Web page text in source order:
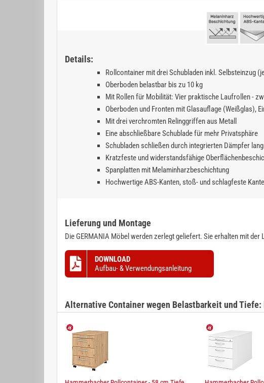
Details:
Rollcontainer mit drei Schubladen inkl. Selbsteinzug
Oberboden belastbar bis zu 10 kg
Mit Rollen für Mobilität: Vier praktische Laufrollen -
Oberboden und Fronten mit Glasauflage (Weißglas),
Mit drei verchromten Relinggriffen aus Metall
Eine abschließbare Schublade für mehr Privatsphäre
Schubladen schließen durch integrierten Dämpfer
Kratzfeste und widerstandsfähige
Spanplatten mit Melaminharzbeschichtung
Hochwertige ABS-Kanten, stoß- und schlagfeste
Lieferung und Montage
Die GERMANIA Möbel werden zerlegt geliefert. Sie erhalten mit
DOWNLOAD
Aufbau- & Verwendungsanleitung
Alternative Container wegen Belastbarkeit und